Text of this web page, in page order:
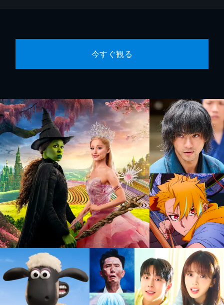
今すぐ観る